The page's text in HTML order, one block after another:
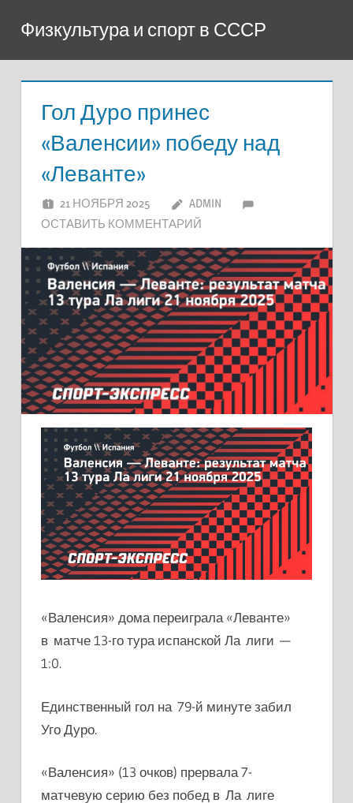
содержимому
Физкультура и спорт в СССР
Гол Дуро принес
«Валенсии» победу над
«Леванте»
21 НОЯБРЯ 2025
ADMIN
ОСТАВИТЬ КОММЕНТАРИЙ
«Валенсия» дома переиграла «Леванте»
в матче 13-го тура испанской Ла лиги —
1:0.
Единственный гол на 79-й минуте забил
Уго Дуро.
«Валенсия» (13 очков) прервала 7-
матчевую серию без побед в Ла лиге